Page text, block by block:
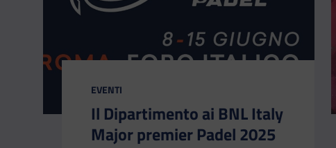
CATEGORIA:
EVENTI
Il Dipartimento ai BNL Italy
Major premier Padel 2025